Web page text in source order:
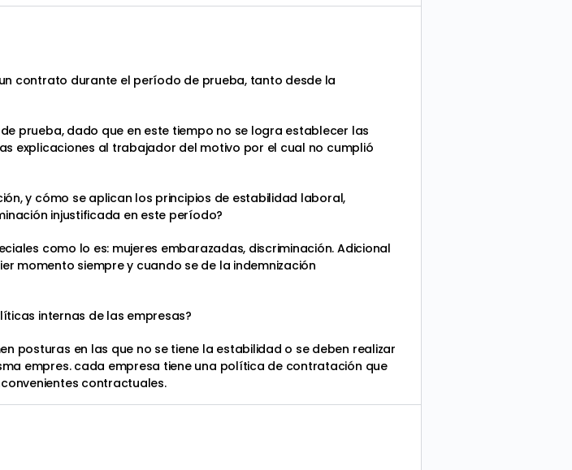
contrato durante el período de prueba, tanto desde la
prueba, dado que en este tiempo no se logra establecer las
explicaciones al trabajador del motivo por el cual no cumplió
y cómo se aplican los principios de estabilidad laboral,
injustificada en este período?
como lo es: mujeres embarazadas, discriminación. Adicional
momento siempre y cuando se de la indemnización
internas de las empresas?
posturas en las que no se tiene la estabilidad o se deben realizar
empres. cada empresa tiene una política de contratación que
contractuales.